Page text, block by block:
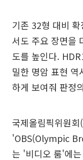
기존 32형 대비
서도 주요 장면을
도를 높인다.
밀한 명암 표현 역
하게 보여줘 판정
국제올림픽위원
'OBS(Olympic
는 '비디오 룸'에